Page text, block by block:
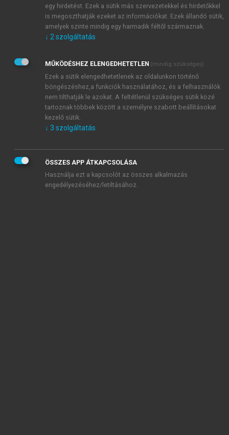
Kérek értesítést a MeRSZ újdonságairól, akcióiról.
Kérek értesítést az Akadémiai Kiadó Zrt. újdonságairól,
Adatkezelési tájékoztatóbanfoglaltakat tudomásul
veszem és elfogadom.
Általános vásárlási feltételeket, valamint a szotar.netés a
mersz.huoldalak licencszerződéseiben foglaltakat
tudomásul veszem és elfogadom.
KIPRÓBÁLOM
egy hirdetést. Ezek a sütik más szervezetekkel és hirdetőkkel
is megoszthatják ezeket az információkat. Ezek állandó sütik,
amelyek szinte mindig egy harmadik féltől származnak.
↓ 2 szolgáltatás
MŰKÖDÉSHEZ ELENGEDHETETLEN (mindig szükséges)
Ezek a sütik elengedhetetlenek az oldalunkon történő
böngészéshez,a funkciók használatához, és a felhasználók
nem tilthatják le azokat. A feltétlenül szükséges sütik közé
tartoznak többek között a személyre szabott beállításokat
kezelő sütik.
↓ 3 szolgáltatás
ÖSSZES APP ÁTKAPCSOLÁSA
Használja ezt a kapcsolót az összes alkalmazás
engedélyezéséhez/letiltásához.